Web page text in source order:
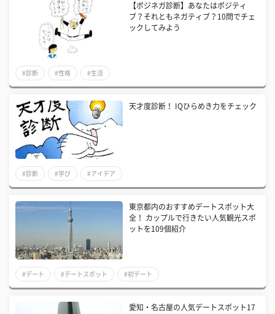
【ポジネガ診断】あなたはポジティ
ブ？それともネガティブ？10問でチェ
ックしてみよう
#診断 #性格 #生活
天才度診断！ IQひらめき力をチェック
#診断 #学び #アイデア
東京都内のおすすめデートスポット大
全！ カップルで行きたい人気観光スポ
ットを109個紹介
#デート #デートスポット #初デート
愛知・名古屋の人気デートスポット17